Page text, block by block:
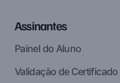
Assinantes
Painel do Aluno
Validação de Certificado